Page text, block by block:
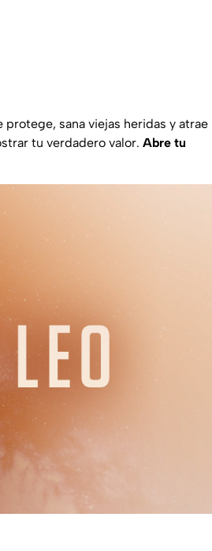
sana viejas heridas y atrae
tu verdadero valor. Abre tu